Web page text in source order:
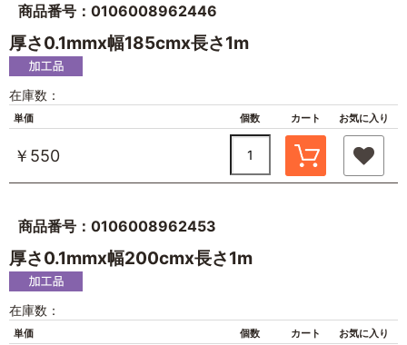
商品番号：0106008962446
厚さ0.1mmx幅185cmx長さ1m
在庫数：
単価 個数 カート お気に入り
￥550
商品番号：0106008962453
厚さ0.1mmx幅200cmx長さ1m
在庫数：
単価 個数 カート お気に入り